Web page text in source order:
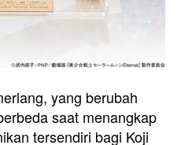
yang berubah
saat menangkap
tersendiri bagi Koji